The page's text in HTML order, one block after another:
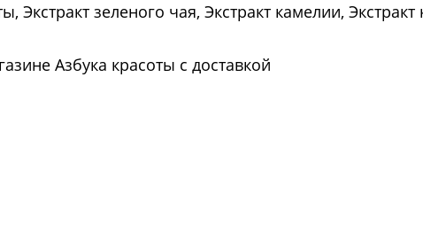
зеленого чая, Экстракт камелии, Экстракт
Азбука красоты с доставкой